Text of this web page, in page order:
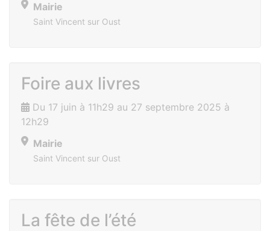
Mairie
Saint Vincent sur Oust
Foire aux livres
Du 17 juin à 11h29 au 27 septembre 2025 à
12h29
Mairie
Saint Vincent sur Oust
La fête de l’été